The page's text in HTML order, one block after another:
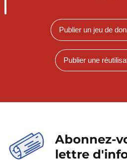
Publier un jeu de
Publier une
Abonnez-
lettre